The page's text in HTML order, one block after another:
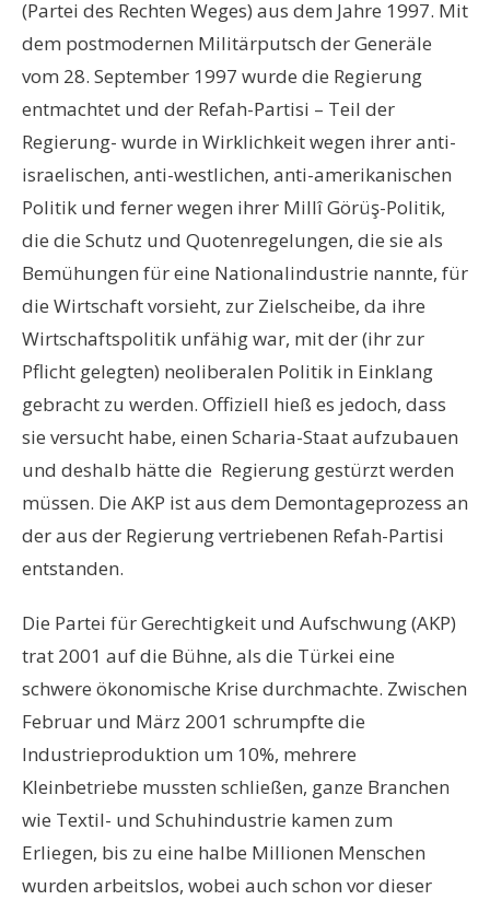
(Partei des Rechten Weges) aus dem Jahre 1997. Mit
dem postmodernen Militärputsch der Generäle
vom 28. September 1997 wurde die Regierung
entmachtet und der Refah-Partisi – Teil der
Regierung- wurde in Wirklichkeit wegen ihrer anti-
israelischen, anti-westlichen, anti-amerikanischen
Politik und ferner wegen ihrer Millî Görüş-Politik,
die die Schutz und Quotenregelungen, die sie als
Bemühungen für eine Nationalindustrie nannte, für
die Wirtschaft vorsieht, zur Zielscheibe, da ihre
Wirtschaftspolitik unfähig war, mit der (ihr zur
Pflicht gelegten) neoliberalen Politik in Einklang
gebracht zu werden. Offiziell hieß es jedoch, dass
sie versucht habe, einen Scharia-Staat aufzubauen
und deshalb hätte die Regierung gestürzt werden
müssen. Die AKP ist aus dem Demontageprozess an
der aus der Regierung vertriebenen Refah-Partisi
entstanden.
Die Partei für Gerechtigkeit und Aufschwung (AKP)
trat 2001 auf die Bühne, als die Türkei eine
schwere ökonomische Krise durchmachte. Zwischen
Februar und März 2001 schrumpfte die
Industrieproduktion um 10%, mehrere
Kleinbetriebe mussten schließen, ganze Branchen
wie Textil- und Schuhindustrie kamen zum
Erliegen, bis zu eine halbe Millionen Menschen
wurden arbeitslos, wobei auch schon vor dieser